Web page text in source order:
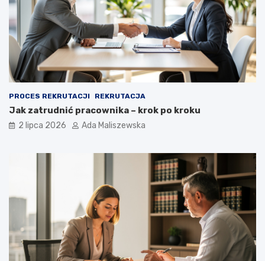
PROCES REKRUTACJI REKRUTACJA
Jak zatrudnić pracownika – krok po kroku
2 lipca 2026 Ada Maliszewska